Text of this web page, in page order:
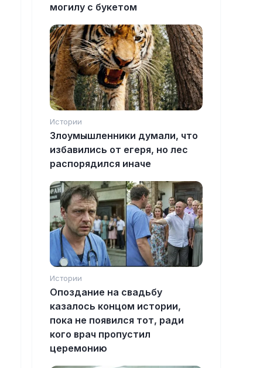
могилу с букетом
Истории
Злоумышленники думали, что
избавились от егеря, но лес
распорядился иначе
Истории
Опоздание на свадьбу
казалось концом истории,
пока не появился тот, ради
кого врач пропустил
церемонию